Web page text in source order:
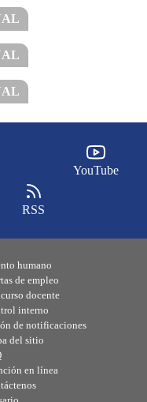
YouTube
RSS
humano
de empleo
docente
interno
de notificaciones
del sitio
en línea